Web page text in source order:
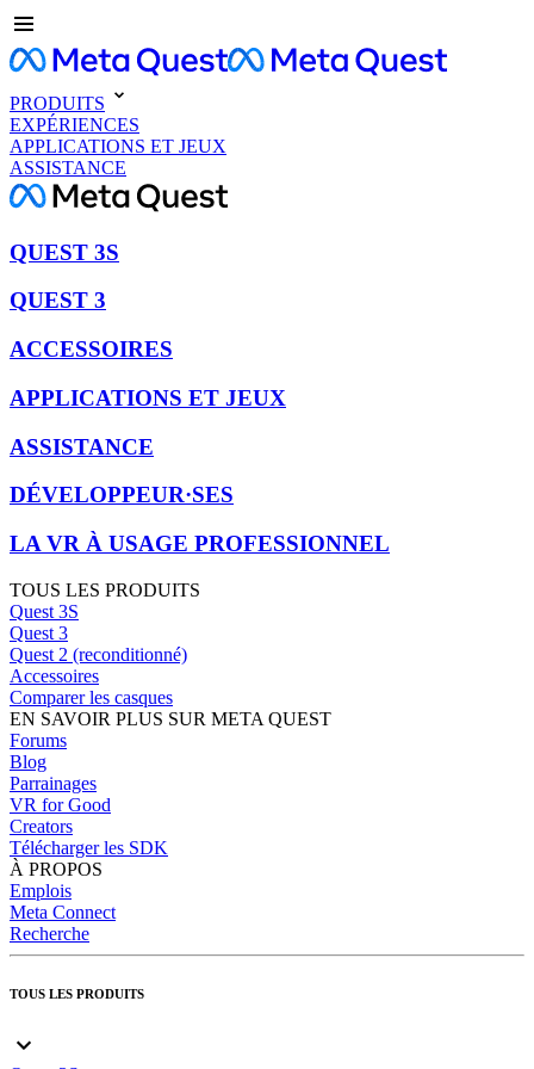
PRODUITS
EXPÉRIENCES
APPLICATIONS ET JEUX
ASSISTANCE
QUEST 3S
QUEST 3
ACCESSOIRES
APPLICATIONS ET JEUX
ASSISTANCE
DÉVELOPPEUR·SES
LA VR À USAGE PROFESSIONNEL
TOUS LES PRODUITS
Quest 3S
Quest 3
Quest 2 (reconditionné)
Accessoires
Comparer les casques
EN SAVOIR PLUS SUR META QUEST
Forums
Blog
Parrainages
VR for Good
Creators
Télécharger les SDK
À PROPOS
Emplois
Meta Connect
Recherche
TOUS LES PRODUITS